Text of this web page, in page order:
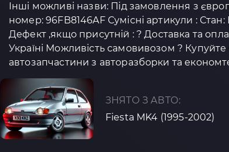
Інші можливі назви: Під замовлення з
номер: 96FB8146AF Сумісні артикули :
Дефект ,якщо присутній : ? Доставка та
Україні Можливість самовивозом ? Купуйте
автозапчастини з авторазборки та
ЗНЯТО З АВТО:
Fiesta MK4 (1995-2002)